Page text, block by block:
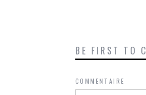
BE FIRST TO
COMMENTAIRE